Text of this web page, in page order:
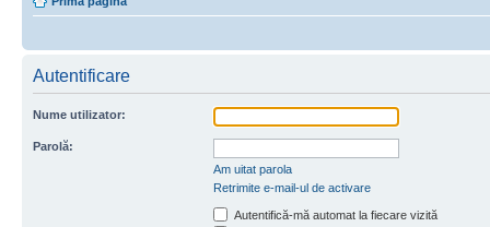
Autentificare
Nume utilizator:
Parolă:
Am uitat parola
Retrimite e-mail-ul de activare
Autentifică-mă automat la fiecare vizită